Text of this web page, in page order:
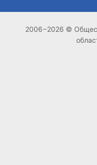
2006−2026 ©